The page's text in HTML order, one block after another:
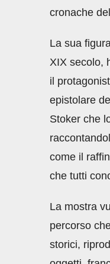
cronache
La sua
XIX secolo,
il
epistolare
Stoker che
come il
che tutti
La mostra
percorso
storici,